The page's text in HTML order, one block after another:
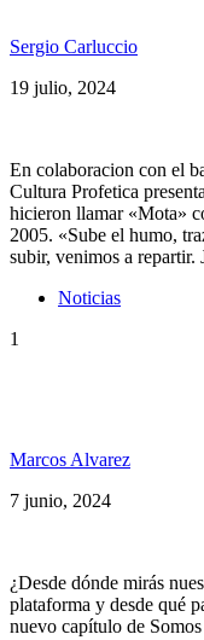
Sergio Carluccio
19 julio, 2024
En colaboracion con el
Cultura Profetica
hicieron llamar «Mota»
2005. «Sube el humo,
subir, venimos a
Noticias
1
Marcos Alvarez
7 junio, 2024
¿Desde dónde mirás
plataforma y desde qué
nuevo capítulo de